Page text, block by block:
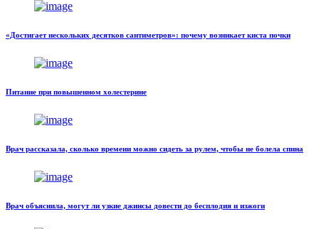
«Достигает нескольких десятков сантиметров»: почему возникает киста почки
Питание при повышенном холестерине
Врач рассказала, сколько времени можно сидеть за рулем, чтобы не болела спина
Врач объяснила, могут ли узкие джинсы довести до бесплодия и изжоги